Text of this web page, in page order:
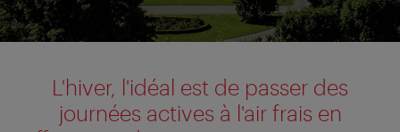
L'hiver, l'idéal est de passer des
journées actives à l'air frais en